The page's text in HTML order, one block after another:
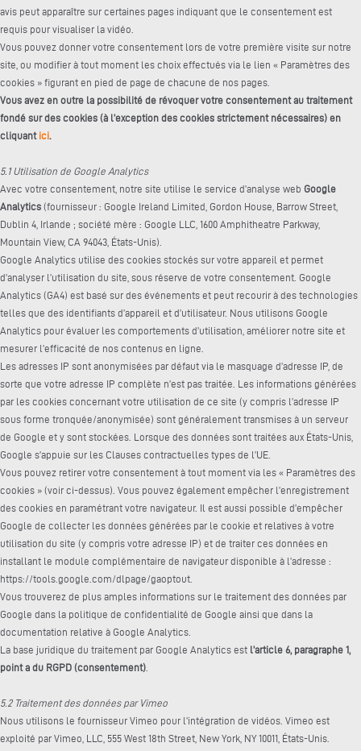
avis peut apparaître sur certaines pages indiquant que le consentement est
requis pour visualiser la vidéo.
Vous pouvez donner votre consentement lors de votre première visite sur notre
site, ou modifier à tout moment les choix effectués via le lien « Paramètres des
cookies » figurant en pied de page de chacune de nos pages.
Vous avez en outre la possibilité de révoquer votre consentement au traitement
fondé sur des cookies (à l’exception des cookies strictement nécessaires) en
cliquant ici.
5.1 Utilisation de Google Analytics
Avec votre consentement, notre site utilise le service d’analyse web Google
Analytics (fournisseur : Google Ireland Limited, Gordon House, Barrow Street,
Dublin 4, Irlande ; société mère : Google LLC, 1600 Amphitheatre Parkway,
Mountain View, CA 94043, États-Unis).
Google Analytics utilise des cookies stockés sur votre appareil et permet
d’analyser l’utilisation du site, sous réserve de votre consentement. Google
Analytics (GA4) est basé sur des événements et peut recourir à des technologies
telles que des identifiants d’appareil et d’utilisateur. Nous utilisons Google
Analytics pour évaluer les comportements d’utilisation, améliorer notre site et
mesurer l’efficacité de nos contenus en ligne.
Les adresses IP sont anonymisées par défaut via le masquage d’adresse IP, de
sorte que votre adresse IP complète n’est pas traitée. Les informations générées
par les cookies concernant votre utilisation de ce site (y compris l’adresse IP
sous forme tronquée/anonymisée) sont généralement transmises à un serveur
de Google et y sont stockées. Lorsque des données sont traitées aux États-Unis,
Google s’appuie sur les Clauses contractuelles types de l’UE.
Vous pouvez retirer votre consentement à tout moment via les « Paramètres des
cookies » (voir ci-dessus). Vous pouvez également empêcher l’enregistrement
des cookies en paramétrant votre navigateur. Il est aussi possible d’empêcher
Google de collecter les données générées par le cookie et relatives à votre
utilisation du site (y compris votre adresse IP) et de traiter ces données en
installant le module complémentaire de navigateur disponible à l’adresse :
https://tools.google.com/dlpage/gaoptout.
Vous trouverez de plus amples informations sur le traitement des données par
Google dans la politique de confidentialité de Google ainsi que dans la
documentation relative à Google Analytics.
La base juridique du traitement par Google Analytics est l’article 6, paragraphe 1,
point a du RGPD (consentement)
5.2 Traitement des données par Vimeo
Nous utilisons le fournisseur Vimeo pour l’intégration de vidéos. Vimeo est
exploité par Vimeo, LLC, 555 West 18th Street, New York, NY 10011, États-Unis.